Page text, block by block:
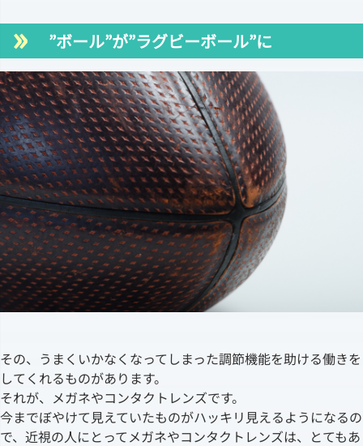
”ボール”が”ラグビーボール”に
その、うまくいかなくなってしまった調節機能を助ける働きを
してくれるものがあります。
それが、メガネやコンタクトレンズです。
今までぼやけて見えていたものがハッキリ見えるようになるの
で、近視の人にとってメガネやコンタクトレンズは、とてもあ